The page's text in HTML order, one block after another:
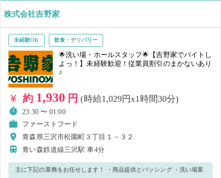
ある身なり を心がけられる方 ・指示やお願いに素直に行動できる方
株式会社吉野家
未経験OK 飲食・デリバリー
🌟洗い場・ホールスタッフ🌟【吉野家でバイトし
よっ！】未経験歓迎！従業員割引のまかないあり
♪
約 1,930 円(時給1,029円x1時間30分)
23:30 〜 01:00
ファーストフード
青森県三沢市松園町３丁目１－３２
青い森鉄道線三沢駅車4分
主に下記の業務をお任せします！ ・商品提供とバッシング ・洗い場業